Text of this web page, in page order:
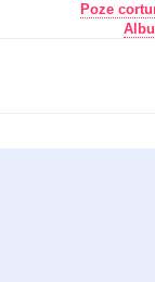
Poze